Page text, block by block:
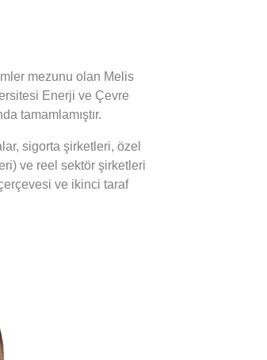
mezunu olan Melis
Enerji ve Çevre
tamamlamıştır.
sigorta şirketleri, özel
ve reel sektör şirketleri
ve ikinci taraf
etmektedir. Yatırım
Bitlis, özel sektör
de geliştirmektedir.
standartları,